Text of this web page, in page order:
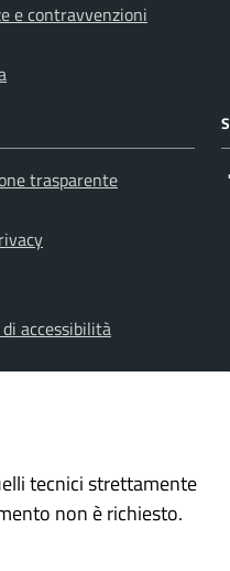
e contravvenzioni
trasparente
accessibilità
– Segnalazioni illeciti
tecnici strettamente
non è richiesto.